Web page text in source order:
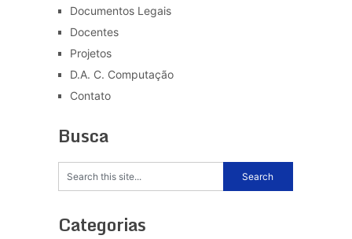
Documentos Legais
Docentes
Projetos
D.A. C. Computação
Contato
Busca
Categorias